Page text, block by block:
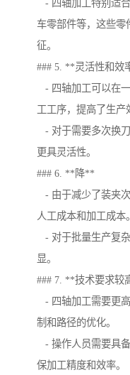
- 四轴加工特别适
车零部件等，这些零
征。
### 5. **灵活性和效
- 四轴加工可以在
工工序，提高了生产
- 对于需要多次换
更具灵活性。
### 6. **降**
- 由于减少了装夹
人工成本和加工成本。
- 对于批量生产复
显。
### 7. **技术要求较
- 四轴加工需要更
制和路径的优化。
- 操作人员需要具
保加工精度和效率。